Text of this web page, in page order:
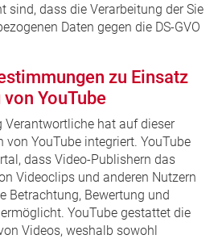
sind, dass die Verarbeitung der Sie
Daten gegen die DS-GVO
zu Einsatz
YouTube
Verantwortliche hat auf dieser
von YouTube integriert. YouTube
dass Video-Publishern das
Videoclips und anderen Nutzern
Betrachtung, Bewertung und
YouTube gestattet die
Videos, weshalb sowohl